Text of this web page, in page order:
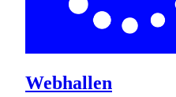
Webhallen